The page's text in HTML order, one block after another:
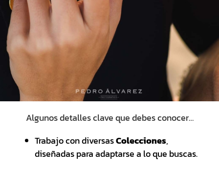
Algunos detalles clave que debes conocer…
Trabajo con diversasColecciones,
diseñadas para adaptarse a lo que buscas.